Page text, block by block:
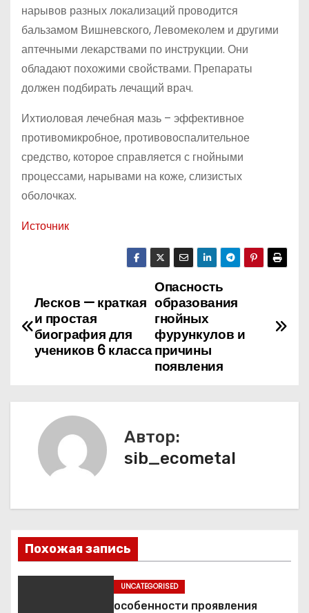
нарывов разных локализаций проводится
бальзамом Вишневского, Левомеколем и другими
аптечными лекарствами по инструкции. Они
обладают похожими свойствами. Препараты
должен подбирать лечащий врач.
Ихтиоловая лечебная мазь – эффективное
противомикробное, противовоспалительное
средство, которое справляется с гнойными
процессами, нарывами на коже, слизистых
оболочках.
Источник
Н
а
г
п
о
Опасность
образования
гнойных
фурункулов и
причины
появления
Лесков — краткая
и простая
биография для
учеников 6 класса
Автор:
sib_ecometal
Похожая запись
UNCATEGORISED
особенности проявления